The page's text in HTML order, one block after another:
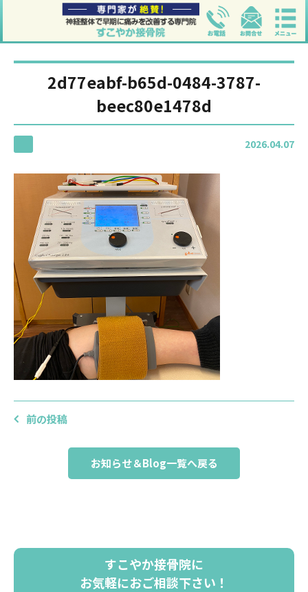
2d77eabf-b65d-0484-3787-
beec80e1478d
2026.04.07
前の投稿
お知らせ＆Blog一覧へ戻る
すこやか接骨院に
お気軽におご相談下さい！